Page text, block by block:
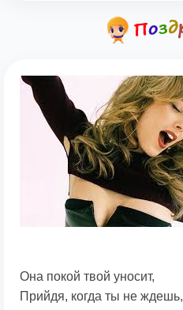
Она покой твой уносит,
Прийдя, когда ты не ждешь,